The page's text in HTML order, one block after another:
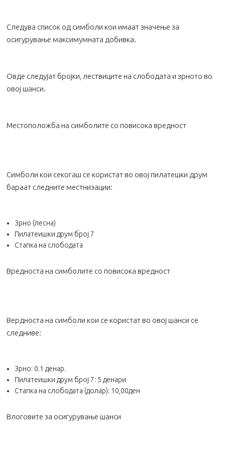
Следува список од симболи кои имаат значење за
осигурување максимумната добивка.
Овде следујат бројки, лествиците на слободата и зрното во
овој шанси.
Местоположба на симболите со повисока вредност
Симболи кои секогаш се користат во овој пилатешки друм
бараат следните местнизации:
Зрно (лесна)
Пилатеишки друм број 7
Стапка на слободата
Вредноста на симболите со повисока вредност
Вердноста на симболи кои се користат во овој шанси се
следниве:
Зрно: 0.1 денар.
Пилатеишки друм број 7: 5 денари
Стапка на слободата (долар): 10,00ден
Влоговите за осигурување шанси